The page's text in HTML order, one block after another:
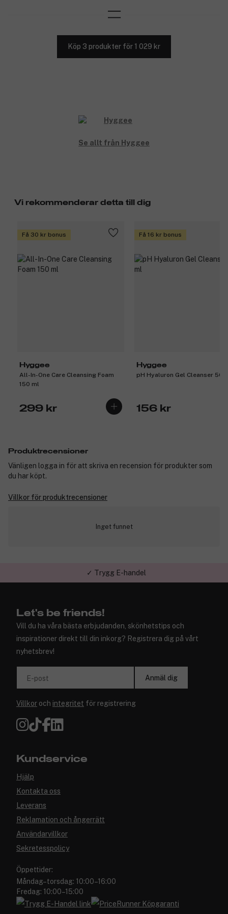
Köp 3 produkter för 1 029 kr
Se allt från Hyggee
Vi rekommenderar detta till dig
Få 30 kr bonus
Hyggee
All-In-One Care Cleansing Foam
150 ml
299 kr
Få 16 kr bonus
Hyggee
pH Hyaluron Gel Cleanser 50
156 kr
Produktrecensioner
Vänligen logga in för att skriva en recension för produkter som
du har köpt.
Villkor för produktrecensioner
Inget funnet
✓ Trygg E-handel
Let's be friends!
Vill du ha våra bästa erbjudanden, skönhetstips och
inspirationer direkt till din inkorg? Registrera dig på vårt
nyhetsbrev!
E-post Anmäl dig
Villkor och integritet för registrering
Kundservice
Hjälp
Kontakta oss
Leverans
Reklamation och ångerrätt
Användarvillkor
Sekretesspolicy
Öppettider:
Måndag–torsdag: 10:00–16:00
Fredag: 10:00–15:00